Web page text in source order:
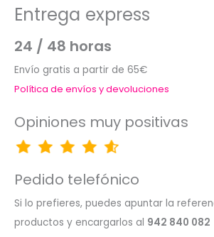
Entrega express
24 / 48 horas
Envío gratis a partir de 65€
Política de envíos y devoluciones
Opiniones muy positivas
Pedido telefónico
Si lo prefieres, puedes apuntar la
productos y encargarlos al 942 840 082